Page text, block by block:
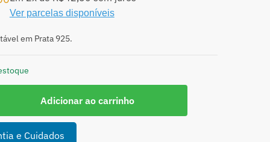
Ver parcelas disponíveis
em Prata 925.
Adicionar ao carrinho
e Cuidados